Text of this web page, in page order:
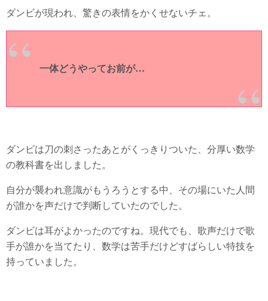
ダンビが現われ、驚きの表情をかくせないチェ。
一体どうやってお前が…
ダンビは刀の刺さったあとがくっきりついた、分厚い数学
の教科書を出しました。
自分が襲われ意識がもうろうとする中、その場にいた人間
が誰かを声だけで判断していたのでした。
ダンビは耳がよかったのですね。現代でも、歌声だけで歌
手が誰かを当てたり、数学は苦手だけどすばらしい特技を
持っていました。